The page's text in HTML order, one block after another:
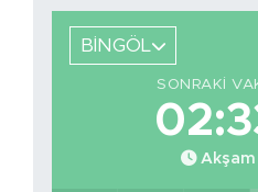
BİNGÖL
SONRAKI
Akşam